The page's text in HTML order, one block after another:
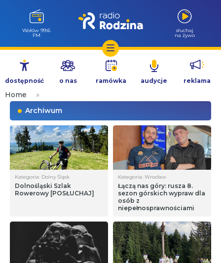
Przejdź
treści
Wołów 99.6
FM
słuchaj
na żywo
dostępność o nas ramówka audycje reklama
Home
»
Archiwum
Kategoria: Dolny Śląsk
Dolnośląski Szlak
Rowerowy [POSŁUCHAJ]
Kategoria: Wrocław
Łączą nas góry: rusza 8.
sezon górskich wypraw dla
osób z
niepełnosprawnościami